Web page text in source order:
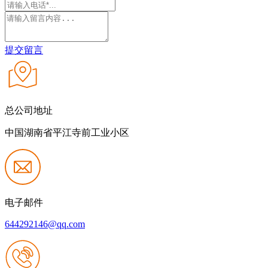
提交留言
总公司地址
中国湖南省平江寺前工业小区
电子邮件
644292146@qq.com